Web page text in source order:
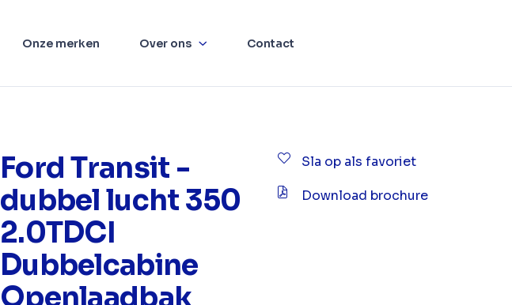
Onze merken Over ons Contact
Ford Transit -
dubbel lucht 350
2.0TDCI
Dubbelcabine
Openlaadbak
Sla op als favoriet
Download brochure